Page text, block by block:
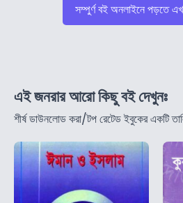
সম্পুর্ণ বই অনলাইনে পড়তে
এই জনরার আরো কিছু বই দেখুনঃ
শীর্ষ ডাউনলোড করা/টপ রেটেড ইবুকের একটি